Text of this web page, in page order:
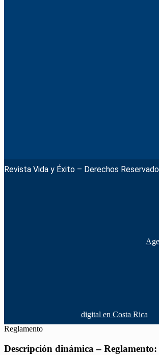
Revista Vida y Éxito – Derechos
digital en Costa Rica
Reglamento
Descripción dinámica – Reglamento: